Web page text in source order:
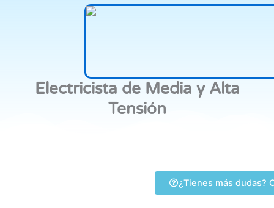
Electricista de Media y Alta
Tensión
¿Tienes más dudas?